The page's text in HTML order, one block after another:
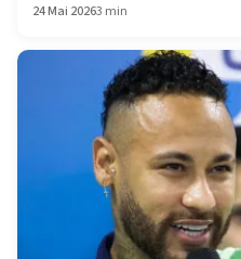
24 Mai 20263 min